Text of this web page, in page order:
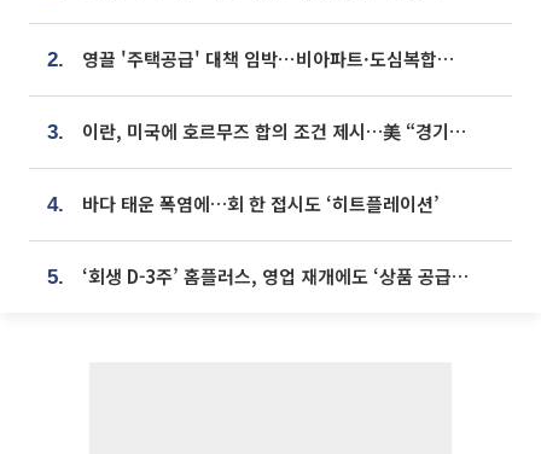
2. 영끌 '주택공급' 대책 임박⋯비아파트·도심복합까지 총동원
3. 이란, 미국에 호르무즈 합의 조건 제시…美 “경기 아직 안 끝나” [종합]
4. 바다 태운 폭염에…회 한 접시도 ‘히트플레이션’
5. ‘회생 D-3주’ 홈플러스, 영업 재개에도 ‘상품 공급망’ 복구가 생존 관건